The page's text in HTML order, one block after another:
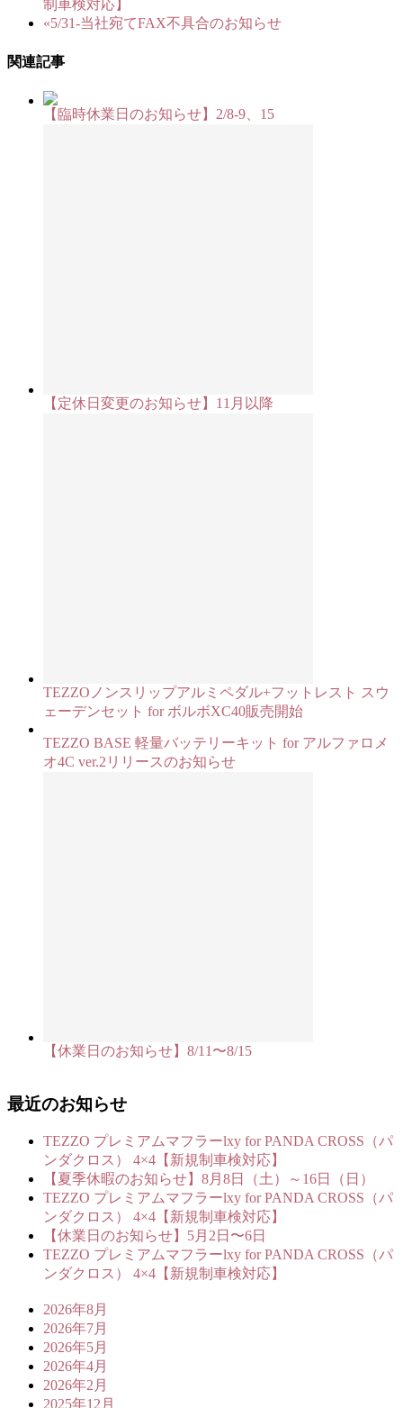
制車検対応】
«5/31-当社宛てFAX不具合のお知らせ
関連記事
【臨時休業日のお知らせ】2/8-9、15
【定休日変更のお知らせ】11月以降
TEZZOノンスリップアルミペダル+フットレスト スウ
ェーデンセット for ボルボXC40販売開始
TEZZO BASE 軽量バッテリーキット for アルファロメ
オ4C ver.2リリースのお知らせ
【休業日のお知らせ】8/11〜8/15
最近のお知らせ
TEZZO プレミアムマフラーlxy for PANDA CROSS（パ
ンダクロス） 4×4【新規制車検対応】
【夏季休暇のお知らせ】8月8日（土）～16日（日）
TEZZO プレミアムマフラーlxy for PANDA CROSS（パ
ンダクロス） 4×4【新規制車検対応】
【休業日のお知らせ】5月2日〜6日
TEZZO プレミアムマフラーlxy for PANDA CROSS（パ
ンダクロス） 4×4【新規制車検対応】
2026年8月
2026年7月
2026年5月
2026年4月
2026年2月
2025年12月